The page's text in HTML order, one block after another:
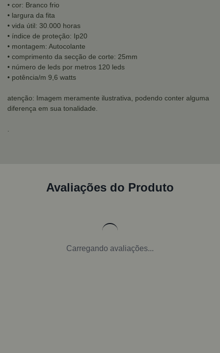
• cor: Branco frio
• largura da fita
• vida útil: 30.000 horas
• índice de proteção: Ip20
• montagem: Autocolante
• comprimento da secção de corte: 25mm
• número de leds por metros 120 leds
• potência/m 9,6 watts
atenção: Imagem meramente ilustrativa, podendo conter alguma
diferença em sua tonalidade.
Avaliações do Produto
Carregando avaliações...